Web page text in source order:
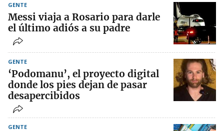
GENTE
Messi viaja a Rosario para darle
el último adiós a su padre
GENTE
‘Podomanu’, el proyecto digital
donde los pies dejan de pasar
desapercibidos
GENTE